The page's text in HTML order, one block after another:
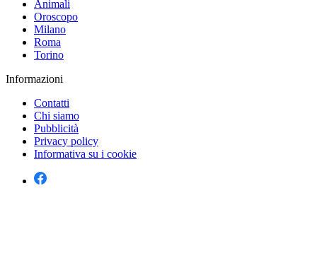
Animali
Oroscopo
Milano
Roma
Torino
Informazioni
Contatti
Chi siamo
Pubblicità
Privacy policy
Informativa su i cookie